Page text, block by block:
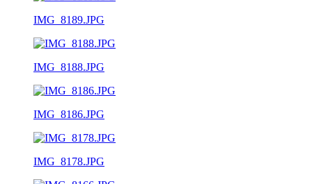
IMG_8189.JPG
IMG_8188.JPG
IMG_8186.JPG
IMG_8178.JPG